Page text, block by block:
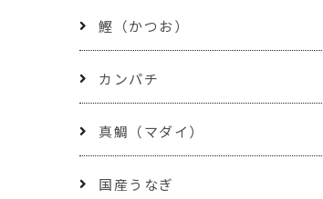
鰹（かつお）
カンパチ
真鯛（マダイ）
国産うなぎ